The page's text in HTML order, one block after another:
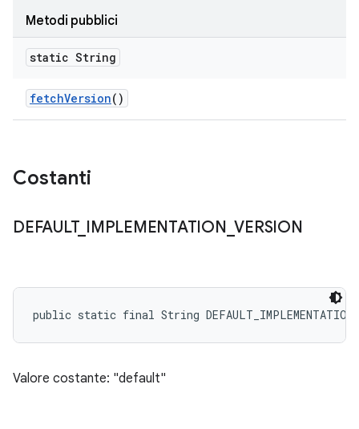
Metodi pubblici
static String
fetchVersion()
Costanti
DEFAULT_ IMPLEMENTATION _VERSION
public static final String
Valore costante: "default"